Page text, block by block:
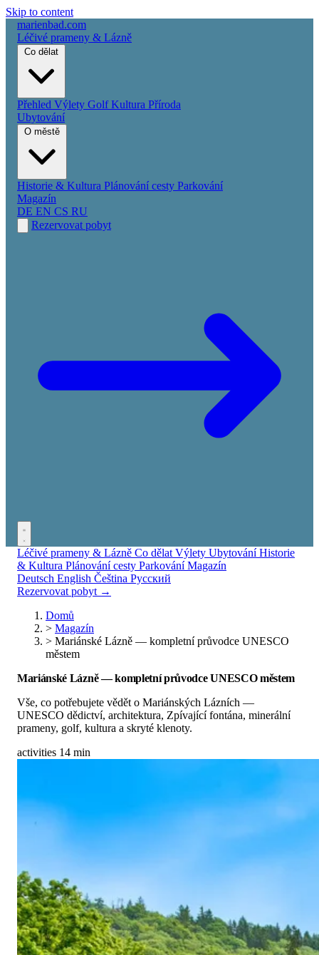
Skip to content
marienbad.com
Léčivé prameny & Lázně
Přehled Výlety GolfKultura Příroda
Ubytování
Historie & Kultura Plánování cesty Parkování
Magazín
DE EN CS RU
Rezervovat pobyt
Léčivé prameny & Lázně Co dělat Výlety UbytováníHistorie
& Kultura Plánování cesty ParkováníMagazín
Deutsch English Čeština Русский
Rezervovat pobyt →
Domů
> Magazín
> Mariánské Lázně — kompletní průvodce UNESCO
městem
Mariánské Lázně — kompletní průvodce UNESCO městem
Vše, co potřebujete vědět o Mariánských Lázních —
UNESCO dědictví, architektura, Zpívající fontána, minerální
prameny, golf, kultura a skryté klenoty.
activities 14 min